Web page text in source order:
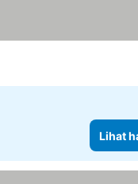
Lihat